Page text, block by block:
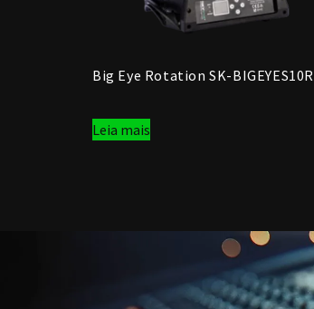
Big Eye Rotation SK-BIGEYES10R
Leia mais